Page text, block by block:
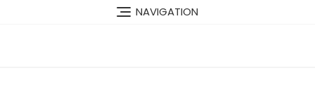
NAVIGATION